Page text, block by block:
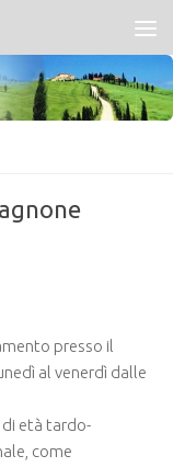
presso il
al venerdì dalle
di età tardo-
come